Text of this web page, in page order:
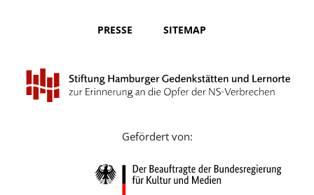
Nederlands
Português
Русский
PRESSE SITEMAP
Gefördert von: